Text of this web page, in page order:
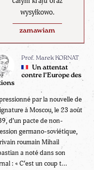
wysyłkowo.
zamawiam
Prof. Marek KORNAT
Un attentat
contre l’Europe des
par la nouvelle de
à Moscou, le 23 août
d’un pacte de non-
germano-soviétique,
roumain Mihail
a noté dans son
: « C’est un coup t...